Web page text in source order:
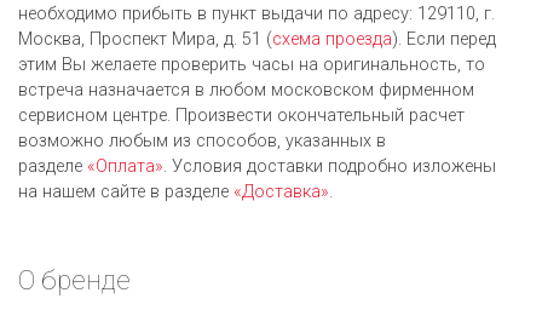
необходимо прибыть в пункт выдачи по адресу: 129110, г.
Москва, Проспект Мира, д. 51 (схема проезда). Если перед
этим Вы желаете проверить часы на оригинальность, то
встреча назначается в любом московском фирменном
сервисном центре. Произвести окончательный расчет
возможно любым из cпособов, указанных в
разделе «Оплата». Условия доставки подробно изложены
на нашем сайте в разделе «Доставка».
О бренде